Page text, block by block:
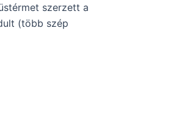
szerzett a
(több szép